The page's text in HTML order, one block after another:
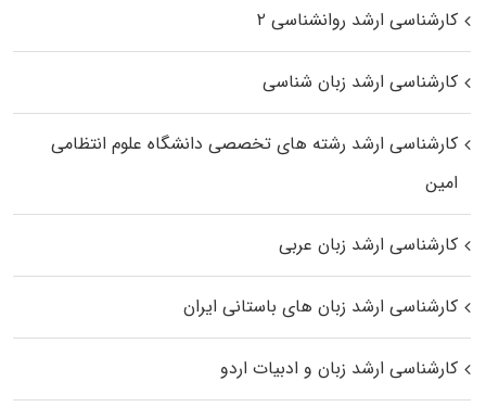
کارشناسی ارشد روانشناسی ۲
کارشناسی ارشد زبان شناسی
کارشناسی ارشد رﺷﺘﻪ ﻫﺎی تخصصی داﻧﺸﮕﺎه ﻋﻠﻮم انتظامی
اﻣﻴﻦ
کارشناسی ارشد زبان عربی
کارشناسی ارشد زبان‌ های باستانی ایران
کارشناسی ارشد زبان و ادبیات اردو